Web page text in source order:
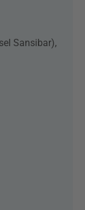
Sansibar),